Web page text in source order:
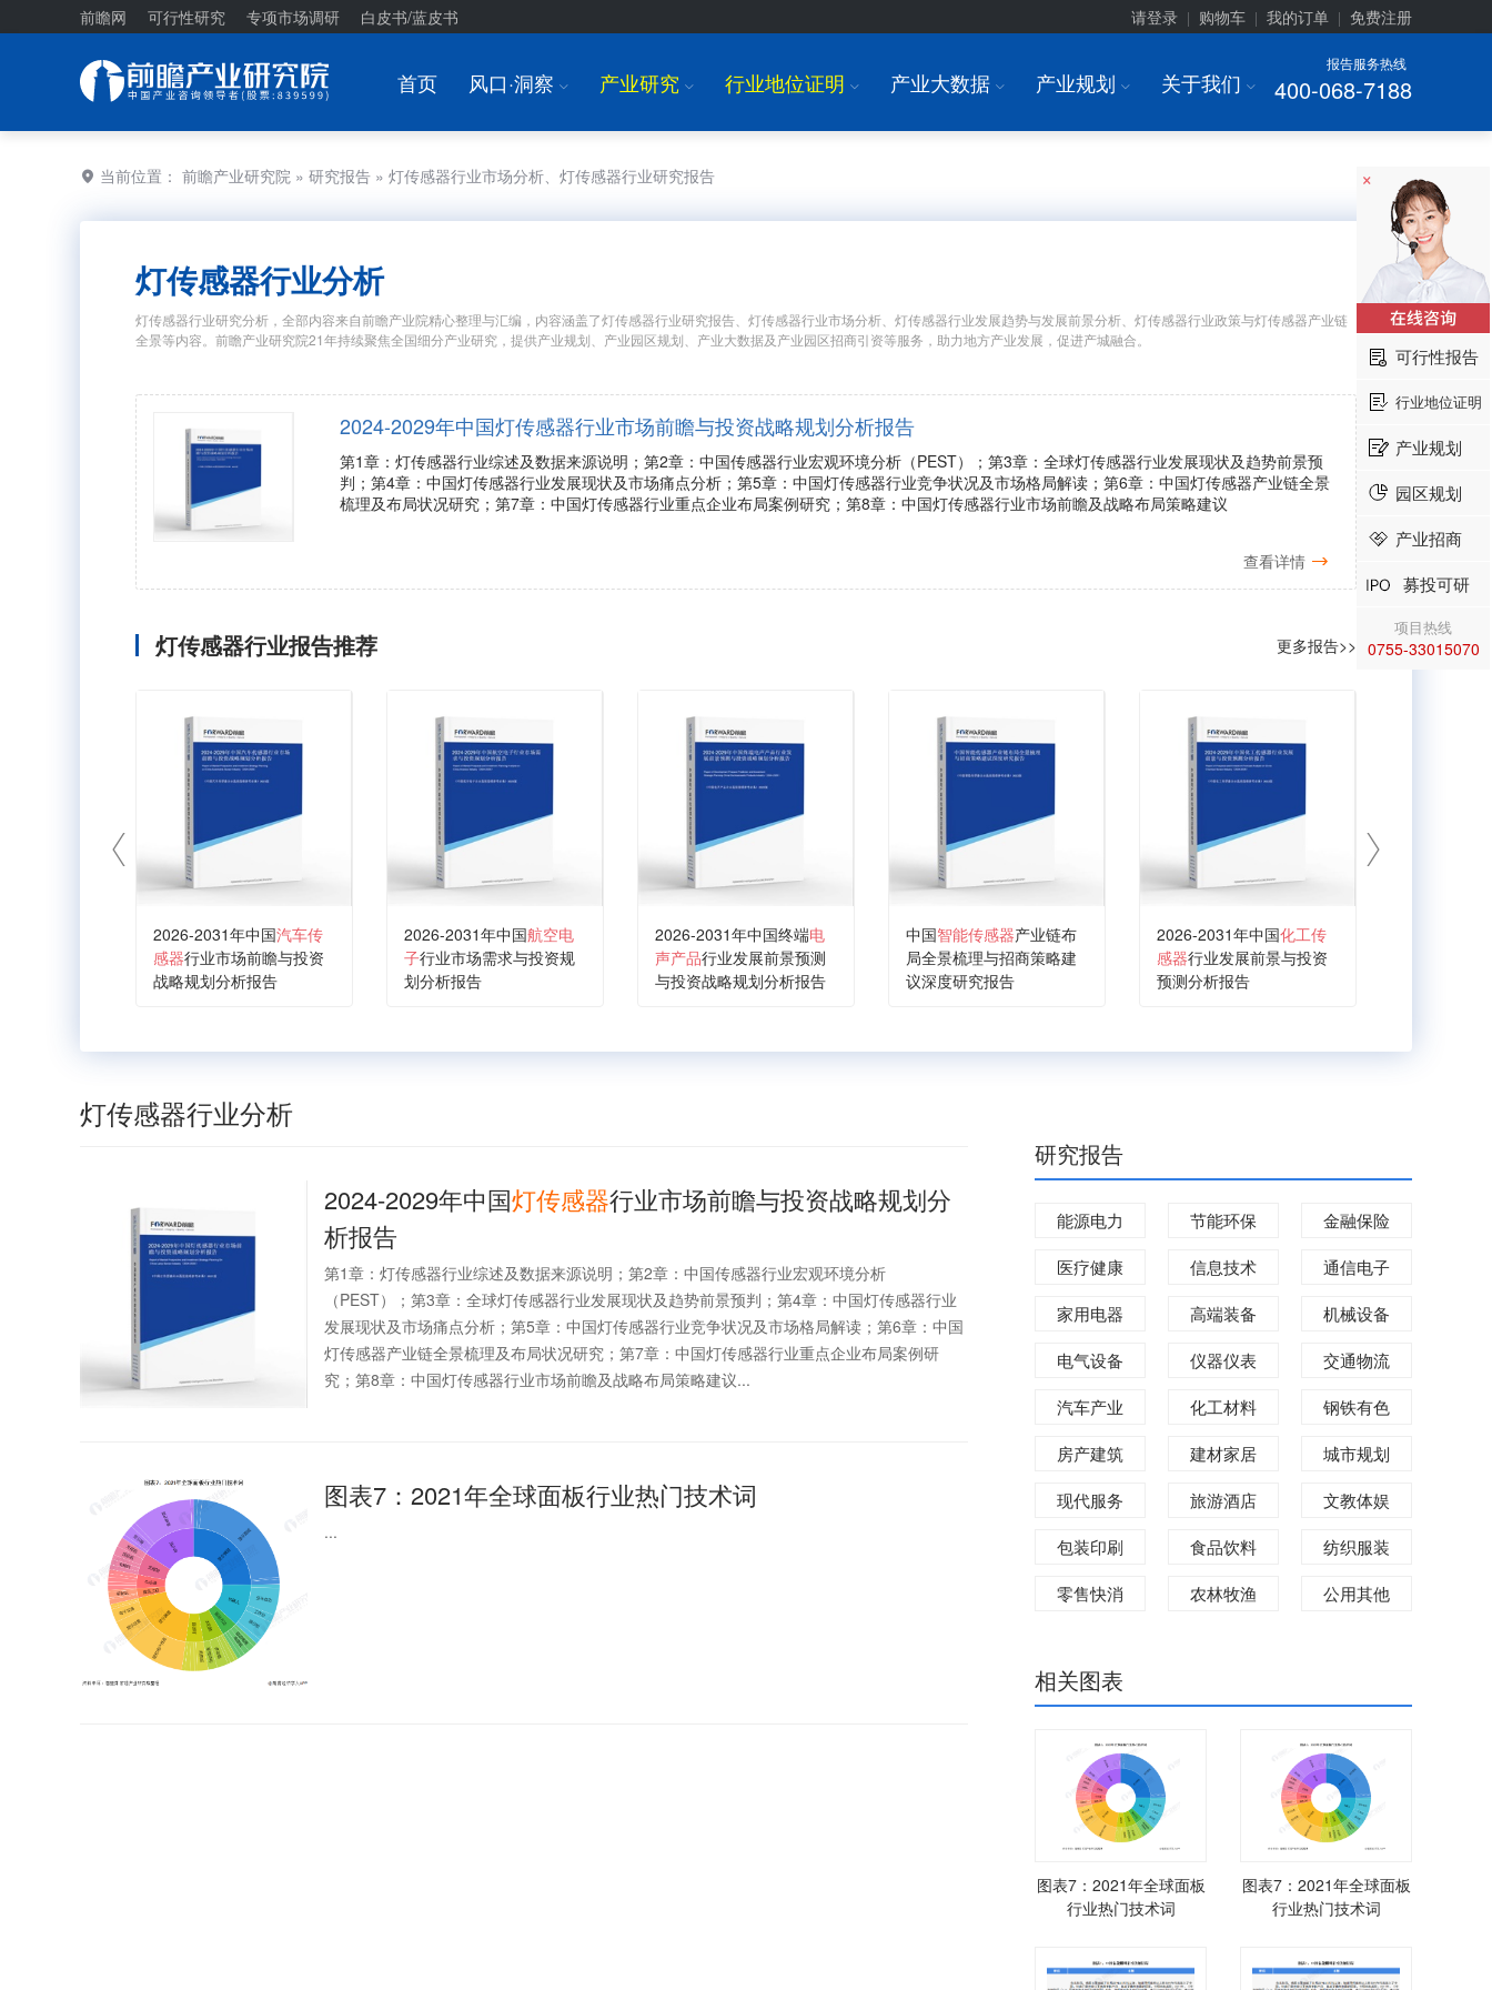
前瞻网 可行性研究 专项市场调研 白皮书/蓝皮书 请登录 购物车 我的订单 免费注册
报告服务热线
400-068-7188
首页 风口·洞察 I 产业研究 I 行业地位证明 I 产业大数据 I 产业规划 I 关于我们 I
当前位置： 前瞻产业研究院 » 研究报告 » 灯传感器行业市场分析、灯传感器行业研究报告
灯传感器行业分析
灯传感器行业研究分析，全部内容来自前瞻产业院精心整理与汇编，内容涵盖了灯传感器行业研究报告、灯传感器行业市场分析、灯传感器行业发展趋势与发展前景分析、灯传感器行业政策与灯传感器产业链
全景等内容。前瞻产业研究院21年持续聚焦全国细分产业研究，提供产业规划、产业园区规划、产业大数据及产业园区招商引资等服务，助力地方产业发展，促进产城融合。
2024-2029年中国灯传感器行业市场前瞻与投资战略规划分析报告
第1章：灯传感器行业综述及数据来源说明；第2章：中国传感器行业宏观环境分析（PEST）；第3章：全球灯传感器行业发展现状及趋势前景预
判；第4章：中国灯传感器行业发展现状及市场痛点分析；第5章：中国灯传感器行业竞争状况及市场格局解读；第6章：中国灯传感器产业链全景
梳理及布局状况研究；第7章：中国灯传感器行业重点企业布局案例研究；第8章：中国灯传感器行业市场前瞻及战略布局策略建议
查看详情
灯传感器行业报告推荐 更多报告>>
2026-2031年中国汽车传
感器行业市场前瞻与投资
战略规划分析报告
2026-2031年中国航空电
子行业市场需求与投资规
划分析报告
2026-2031年中国终端电
声产品行业发展前景预测
与投资战略规划分析报告
中国智能传感器产业链布
局全景梳理与招商策略建
议深度研究报告
2026-2031年中国化工传
感器行业发展前景与投资
预测分析报告
灯传感器行业分析
2024-2029年中国灯传感器行业市场前瞻与投资战略规划分
析报告
第1章：灯传感器行业综述及数据来源说明；第2章：中国传感器行业宏观环境分析
（PEST）；第3章：全球灯传感器行业发展现状及趋势前景预判；第4章：中国灯传感器行业
发展现状及市场痛点分析；第5章：中国灯传感器行业竞争状况及市场格局解读；第6章：中国
灯传感器产业链全景梳理及布局状况研究；第7章：中国灯传感器行业重点企业布局案例研
究；第8章：中国灯传感器行业市场前瞻及战略布局策略建议...
图表7：2021年全球面板行业热门技术词
...
研究报告
能源电力 节能环保
金融保险
医疗健康
信息技术
通信电子
家用电器
高端装备
机械设备
电气设备
仪器仪表
交通物流
汽车产业
化工材料
钢铁有色
房产建筑
建材家居
城市规划
现代服务
旅游酒店
文教体娱
包装印刷
食品饮料
纺织服装
零售快消
农林牧渔 公用其他
相关图表
图表7：2021年全球面板
行业热门技术词
图表7：2021年全球面板
行业热门技术词
×
可行性报告
行业地位证明
产业规划
园区规划
产业招商
募投可研
项目热线
0755-33015070